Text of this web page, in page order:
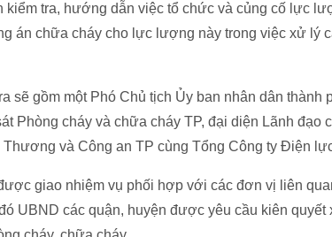
kiểm tra, hướng dẫn việc tổ chức và củng cố lực
án chữa cháy cho lực lượng này trong việc xử lý
sẽ gồm một Phó Chủ tịch Ủy ban nhân dân thành
Phòng cháy và chữa cháy TP, đại diện Lãnh đạo
Thương và Công an TP cùng Tổng Công ty Điện
giao nhiệm vụ phối hợp với các đơn vị liên
UBND các quận, huyện được yêu cầu kiên quyết